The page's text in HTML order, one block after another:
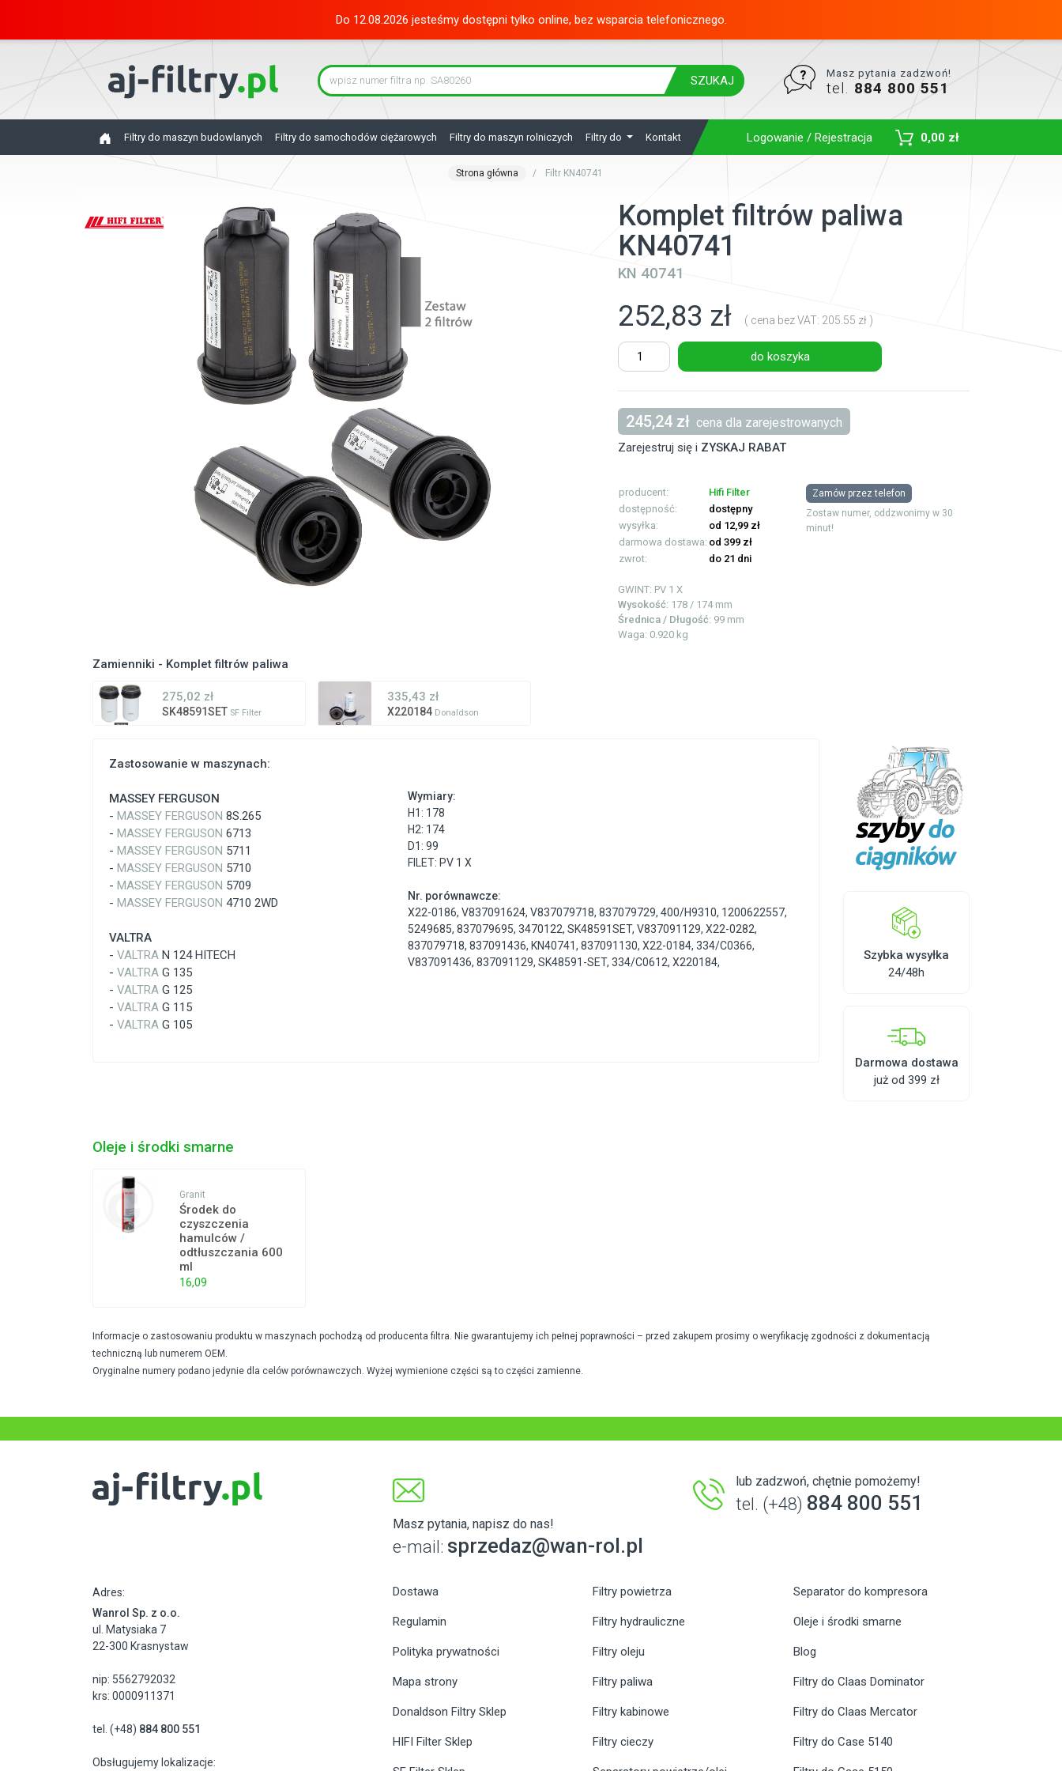
Do 12.08.2026 jesteśmy dostępni tylko online, bez wsparcia telefonicznego.
SZUKAJ
Masz pytania zadzwoń!
tel. 884 800 551
Filtry do maszyn budowlanych Filtry do samochodów ciężarowych Filtry do maszyn rolniczych Filtry do Kontakt Logowanie / Rejestracja 0,00 zł
Strona główna Filtr KN40741
Komplet filtrów paliwa
KN40741
KN 40741
252,83 zł ( cena bez VAT: 205.55 zł )
do koszyka
245,24 zł cena dla zarejestrowanych
Zarejestruj się i ZYSKAJ RABAT
producent:
Hifi Filter
dostępność:
dostępny
wysyłka:
od 12,99 zł
darmowa dostawa: od 399 zł
zwrot:
do 21 dni
GWINT: PV 1 X
Wysokość: 178 / 174 mm
Średnica / Długość: 99 mm
Waga: 0.920 kg
Zamów przez telefon
Zostaw numer, oddzwonimy w 30
minut!
Zamienniki - Komplet filtrów paliwa
275,02 zł
SK48591SET SF Filter
335,43 zł
X220184 Donaldson
Zastosowanie w maszynach:
MASSEY FERGUSON
- MASSEY FERGUSON 8S.265
- MASSEY FERGUSON 6713
- MASSEY FERGUSON 5711
- MASSEY FERGUSON 5710
- MASSEY FERGUSON 5709
- MASSEY FERGUSON 4710 2WD
VALTRA
- VALTRA N 124 HITECH
- VALTRA G 135
- VALTRA G 125
- VALTRA G 115
- VALTRA G 105
Wymiary:
H1: 178
H2: 174
D1: 99
FILET: PV 1 X
Nr. porównawcze:
X22-0186,V837091624,V837079718,837079729,400/H9310, 1200622557,
5249685,837079695,3470122,SK48591SET,V837091129,X22-0282,
837079718,837091436, KN40741,837091130,X22-0184,334/C0366,
V837091436,837091129,SK48591-SET,334/C0612,X220184,
Szybka wysyłka
24/48h
Darmowa dostawa
już od 399 zł
Oleje i środki smarne
Granit
Środek do
czyszczenia
hamulców /
odtłuszczania 600
ml
16,09
Informacje o zastosowaniu produktu w maszynach pochodzą od producenta filtra. Nie gwarantujemy ich pełnej poprawności – przed zakupem prosimy o weryfikację zgodności z dokumentacją
techniczną lub numerem OEM.
Oryginalne numery podano jedynie dla celów porównawczych. Wyżej wymienione części są to części zamienne.
Masz pytania, napisz do nas!
e-mail: sprzedaz@wan-rol.pl
lub zadzwoń, chętnie pomożemy!
tel. (+48) 884 800 551
Adres:
Wanrol Sp. z o.o.
ul. Matysiaka 7
22-300 Krasnystaw
nip: 5562792032
krs: 0000911371
tel. (+48) 884 800 551
Obsługujemy lokalizacje:
Dostawa
Regulamin
Polityka prywatności
Mapa strony
Donaldson Filtry Sklep
HIFI Filter Sklep
Filtry powietrza
Filtry hydrauliczne
Filtry oleju
Filtry paliwa
Filtry kabinowe
Filtry cieczy
Separator do kompresora
Oleje i środki smarne
Blog
Filtry do Claas Dominator
Filtry do Claas Mercator
Filtry do Case 5140